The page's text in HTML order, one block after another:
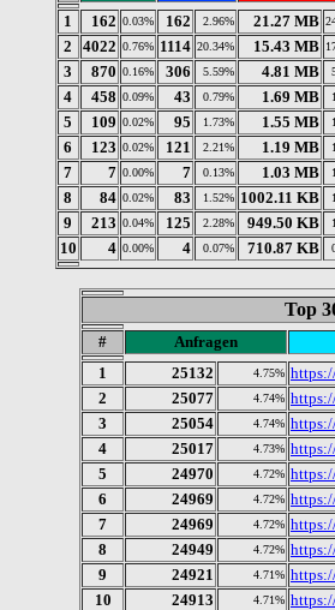
1
162 0.03% 162 2.96% 21.27 MB
2 4022 0.76% 1114 20.34% 15.43 MB
3 870 0.16% 306 5.59% 4.81 MB
4 458 0.09% 43 0.79% 1.69 MB
5 109 0.02% 95 1.73% 1.55 MB
6 123 0.02% 121 2.21% 1.19 MB
7 7 0.00% 7 0.13% 1.03 MB
8 84 0.02% 83 1.52% 1002.11 KB
9 213 0.04% 125 2.28% 949.50 KB
10 4 0.00% 4 0.07% 710.87 KB
Top
#
Anfragen
1
25132 4.75%
2
25077 4.74%
3
25054 4.74%
4
25017 4.73%
5
24970 4.72%
6
24969 4.72%
7
24969 4.72%
8
24949 4.72%
9
24921 4.71%
10
24913 4.71%